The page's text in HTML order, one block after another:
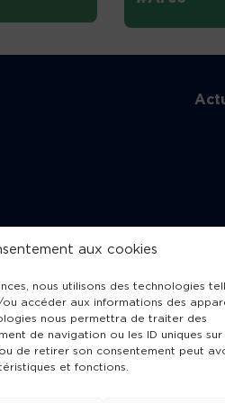
aux cookies
nous utilisons des technologies
accéder aux informations des
nous permettra de traiter des
de navigation ou les ID uniques sur
de retirer son consentement peut
et fonctions.
Charte de